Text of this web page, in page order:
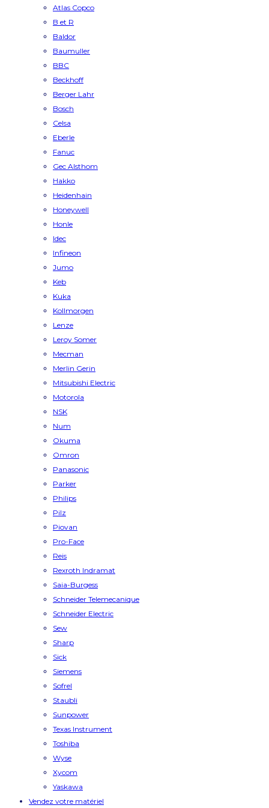
Atlas Copco
B et R
Baldor
Baumuller
BBC
Beckhoff
Berger Lahr
Bosch
Celsa
Eberle
Fanuc
Gec Alsthom
Hakko
Heidenhain
Honeywell
Honle
Idec
Infineon
Jumo
Keb
Kuka
Kollmorgen
Lenze
Leroy Somer
Mecman
Merlin Gerin
Mitsubishi Electric
Motorola
NSK
Num
Okuma
Omron
Panasonic
Parker
Philips
Pilz
Piovan
Pro-Face
Reis
Rexroth Indramat
Saia-Burgess
Schneider Telemecanique
Schneider Electric
Sew
Sharp
Sick
Siemens
Sofrel
Staubli
Sunpower
Texas Instrument
Toshiba
Wyse
Xycom
Yaskawa
Vendez votre matériel